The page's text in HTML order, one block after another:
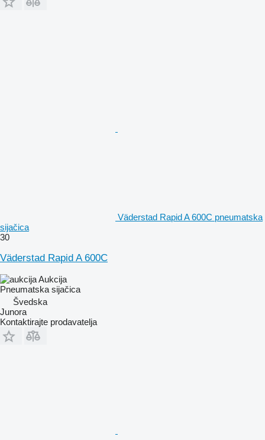
Väderstad Rapid A 600C pneumatska
sijačica
30
Väderstad Rapid A 600C
Aukcija
Pneumatska sijačica
Švedska
Junora
Kontaktirajte prodavatelja